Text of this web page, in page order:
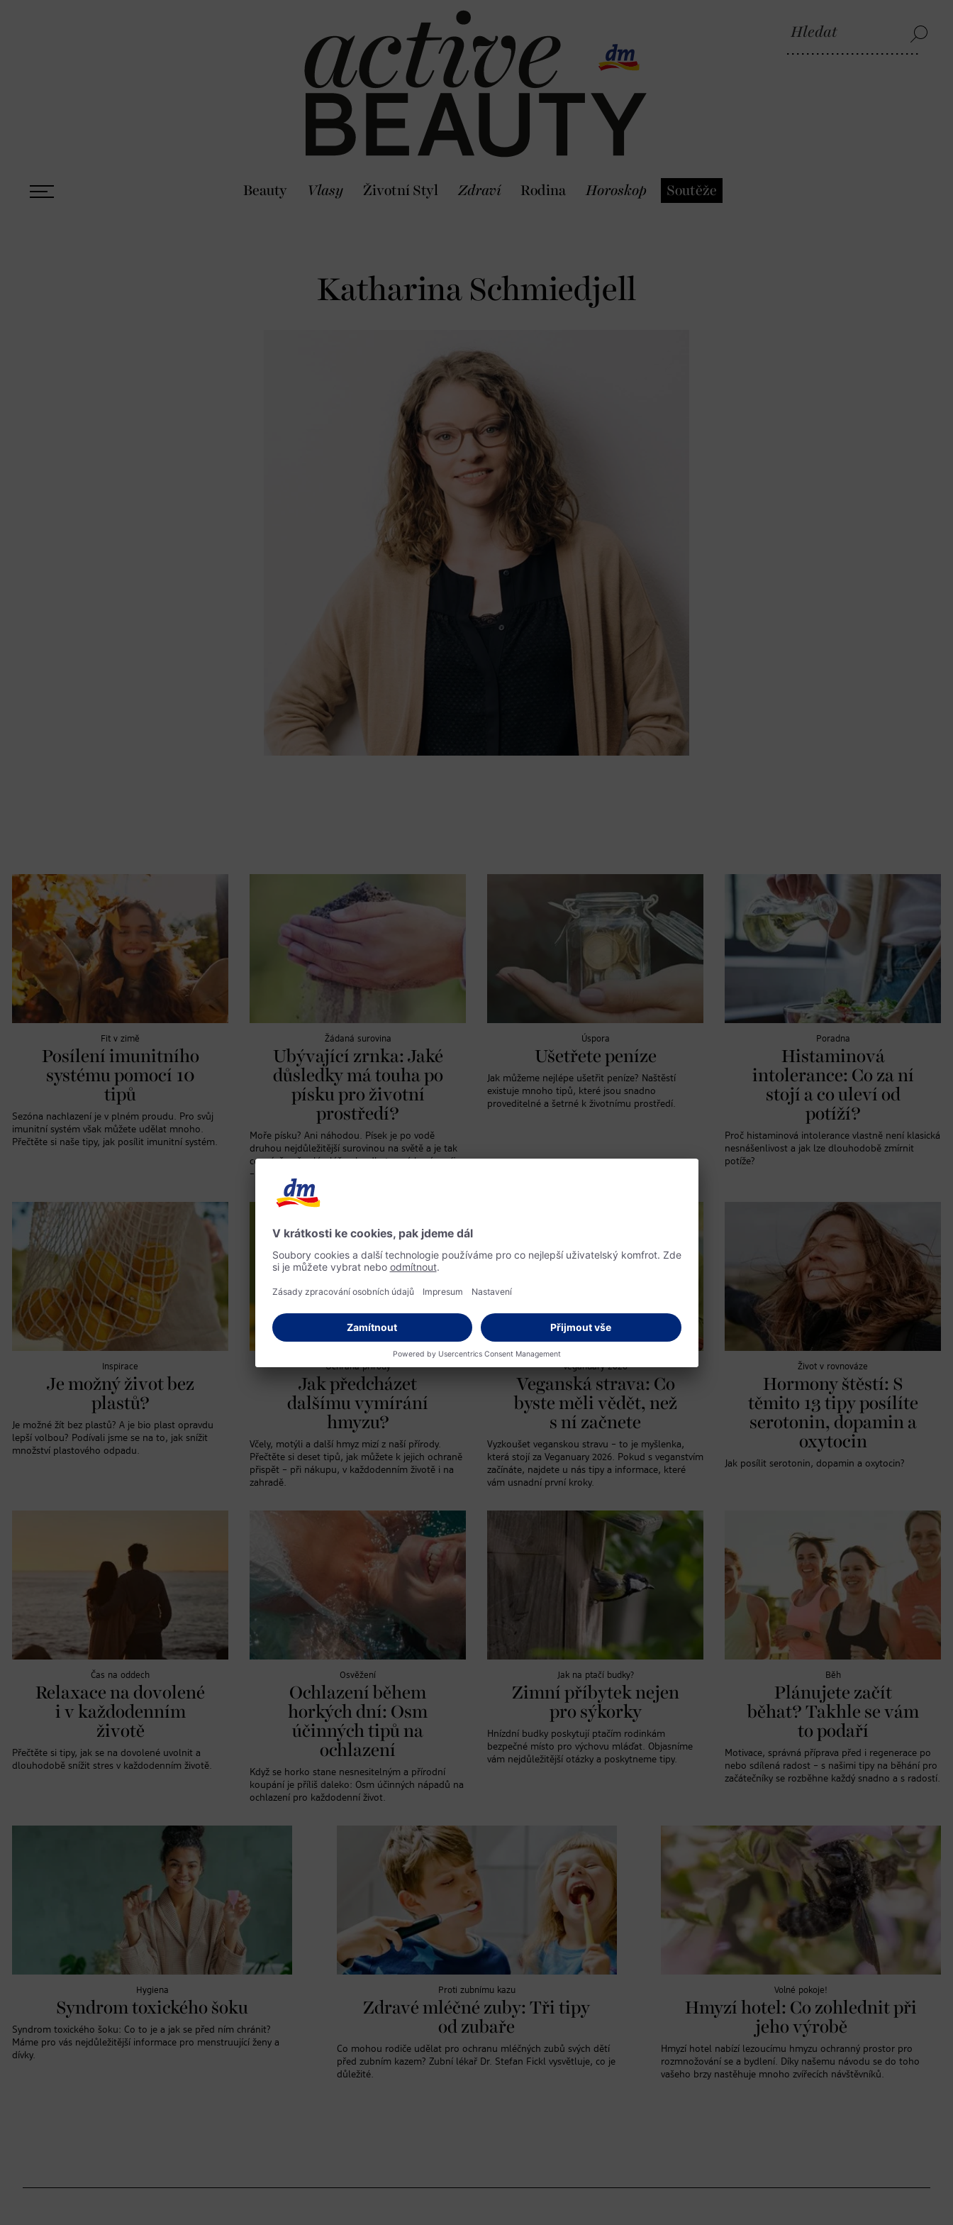
Beauty Vlasy Životní Styl Zdraví Rodina Horoskop Soutěže
Katharina Schmiedjell
Fit v zimě
Posílení imunitního
systému pomocí 10
tipů
Sezóna nachlazení je v plném proudu. Pro svůj
imunitní systém však můžete udělat mnoho.
Přečtěte si naše tipy, jak posílit imunitní systém.
Žádaná surovina
Ubývající zrnka: Jaké
důsledky má touha po
písku pro životní
prostředí?
Moře písku? Ani náhodou. Písek je po vodě
druhou nejdůležitější surovinou na světě a je tak
cenný, že už celé pláže ukradla tzv. písková mafie
– s katastrofálními dopady na životní prostředí.
Úspora
Ušetřete peníze
Jak můžeme nejlépe ušetřit peníze? Naštěstí
existuje mnoho tipů, které jsou snadno
proveditelné a šetrné k životnímu prostředí.
Poradna
Histaminová
intolerance: Co za ní
stojí a co uleví od
potíží?
Proč histaminová intolerance vlastně není klasická
nesnášenlivost a jak lze dlouhodobě zmírnit
potíže?
Inspirace
Je možný život bez
plastů?
Je možné žít bez plastů? A je bio plast opravdu
lepší volbou? Podívali jsme se na to, jak snížit
množství plastového odpadu.
Ochrana přírody
Jak předcházet
dalšímu vymírání
hmyzu?
Včely, motýli a další hmyz mizí z naší přírody.
Přečtěte si deset tipů, jak můžete k jejich ochraně
přispět – při nákupu, v každodenním životě i na
zahradě.
Veganuary 2026
Veganská strava: Co
byste měli vědět, než
s ní začnete
Vyzkoušet veganskou stravu – to je myšlenka,
která stojí za Veganuary 2026. Pokud s veganstvím
začínáte, najdete u nás tipy a informace, které
vám usnadní první kroky.
Život v rovnováze
Hormony štěstí: S
těmito 13 tipy posílíte
serotonin, dopamin a
oxytocin
Jak posílit serotonin, dopamin a oxytocin?
Čas na oddech
Relaxace na dovolené
i v každodenním
životě
Přečtěte si tipy, jak se na dovolené uvolnit a
dlouhodobě snížit stres v každodenním životě.
Osvěžení
Ochlazení během
horkých dní: Osm
účinných tipů na
ochlazení
Když se horko stane nesnesitelným a přírodní
koupání je příliš daleko: Osm účinných nápadů na
ochlazení pro každodenní život.
Jak na ptačí budky?
Zimní příbytek nejen
pro sýkorky
Hnízdní budky poskytují ptačím rodinkám
bezpečné místo pro výchovu mláďat. Objasníme
vám nejdůležitější otázky a poskytneme tipy.
Běh
Plánujete začít
běhat? Takhle se vám
to podaří
Motivace, správná příprava před i regenerace po
nebo sdílená radost – s našimi tipy na běhání pro
začátečníky se rozběhne každý snadno a s radostí.
Hygiena
Syndrom toxického šoku
Syndrom toxického šoku: Co to je a jak se před ním chránit?
Máme pro vás nejdůležitější informace pro menstruující ženy a
dívky.
Proti zubnímu kazu
Zdravé mléčné zuby: Tři tipy
od zubaře
Co mohou rodiče udělat pro ochranu mléčných zubů svých dětí
před zubním kazem? Zubní lékař Dr. Stefan Fickl vysvětluje, co je
důležité.
Volné pokoje!
Hmyzí hotel: Co zohlednit při
jeho výrobě
Hmyzí hotel nabízí lezoucímu hmyzu ochranný prostor pro
rozmnožování se a bydlení. Díky našemu návodu se do toho
vašeho brzy nastěhuje mnoho zvířecích návštěvníků.